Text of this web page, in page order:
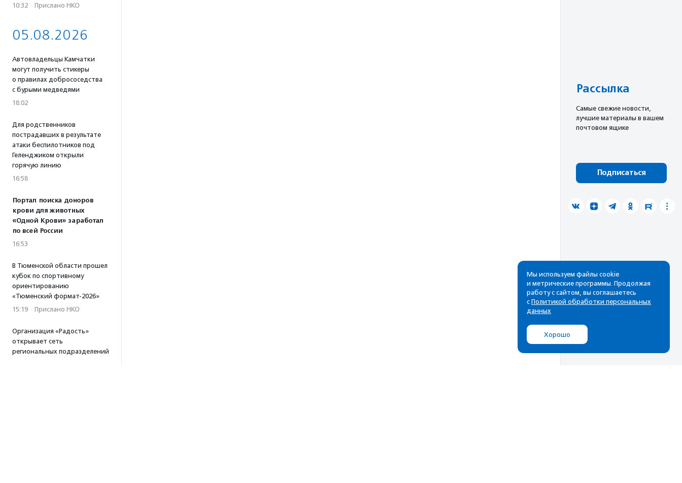
10:32 · Прислано НКО
05.08.2026
Автовладельцы Камчатки
могут получить стикеры
о правилах добрососедства
с бурыми медведями
18:02
Для родственников
пострадавших в результате
атаки беспилотников под
Геленджиком открыли
горячую линию
16:58
Портал поиска доноров
крови для животных
«Одной Крови» заработал
по всей России
16:53
В Тюменской области прошел
кубок по спортивному
ориентированию
«Тюменский формат-2026»
15:19 · Прислано НКО
Организация «Радость»
открывает сеть
региональных подразделений
Рассылка
Cамые свежие новости,
лучшие материалы в вашем
почтовом ящике
Подписаться
Мы используем файлы cookie
и метрические программы. Продолжая
работу с сайтом, вы соглашаетесь
с Политикой обработки персональных
данных
Хорошо